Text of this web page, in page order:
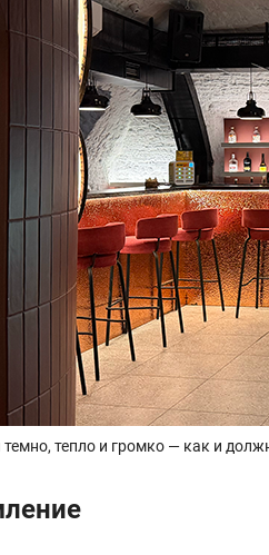
темно, тепло и громко — как и